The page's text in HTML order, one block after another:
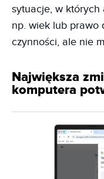
sytuacje, w
np. wiek lub prawo
czynności, ale nie
Największa
komputera